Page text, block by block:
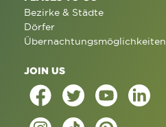
Bezirke & Städte
Dörfer
Übernachtungsmöglichkeiten
JOIN US